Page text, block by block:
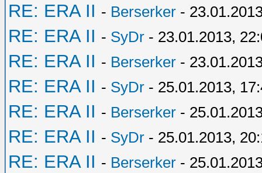
RE: ERA II - Berserker -
RE: ERA II - SyDr - 23.01.2013,
RE: ERA II - Berserker -
RE: ERA II - SyDr - 25.01.2013,
RE: ERA II - Berserker -
RE: ERA II - SyDr - 25.01.2013,
RE: ERA II - Berserker -